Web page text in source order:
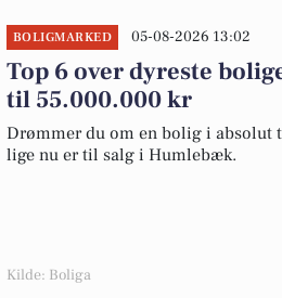
BOLIGMARKED 05-08-2026 13:02
Top 6 over dyreste
til 55.000.000 kr
Drømmer du om en bolig i absolut
lige nu er til salg i Humlebæk.
Kilde: Boliga